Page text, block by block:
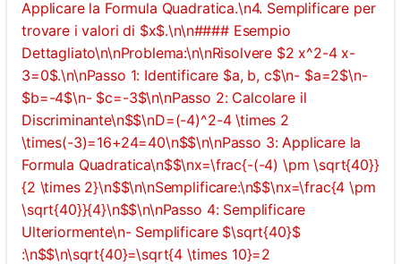
Applicare la Formula Quadratica.\n4. Semplificare per
trovare i valori di $x$.\n\n#### Esempio
Dettagliato\n\nProblema:\n\nRisolvere $2 x^2-4 x-
3=0$.\n\nPasso 1: Identificare $a, b, c$\n- $a=2$\n-
$b=-4$\n- $c=-3$\n\nPasso 2: Calcolare il
Discriminante\n$$\nD=(-4)^2-4 \times 2
\times(-3)=16+24=40\n$$\n\nPasso 3: Applicare la
Formula Quadratica\n$$\nx=\frac{-(-4) \pm \sqrt{40}}
{2 \times 2}\n$$\n\nSemplificare:\n$$\nx=\frac{4 \pm
\sqrt{40}}{4}\n$$\n\nPasso 4: Semplificare
Ulteriormente\n- Semplificare $\sqrt{40}$
:\n$$\n\sqrt{40}=\sqrt{4 \times 10}=2